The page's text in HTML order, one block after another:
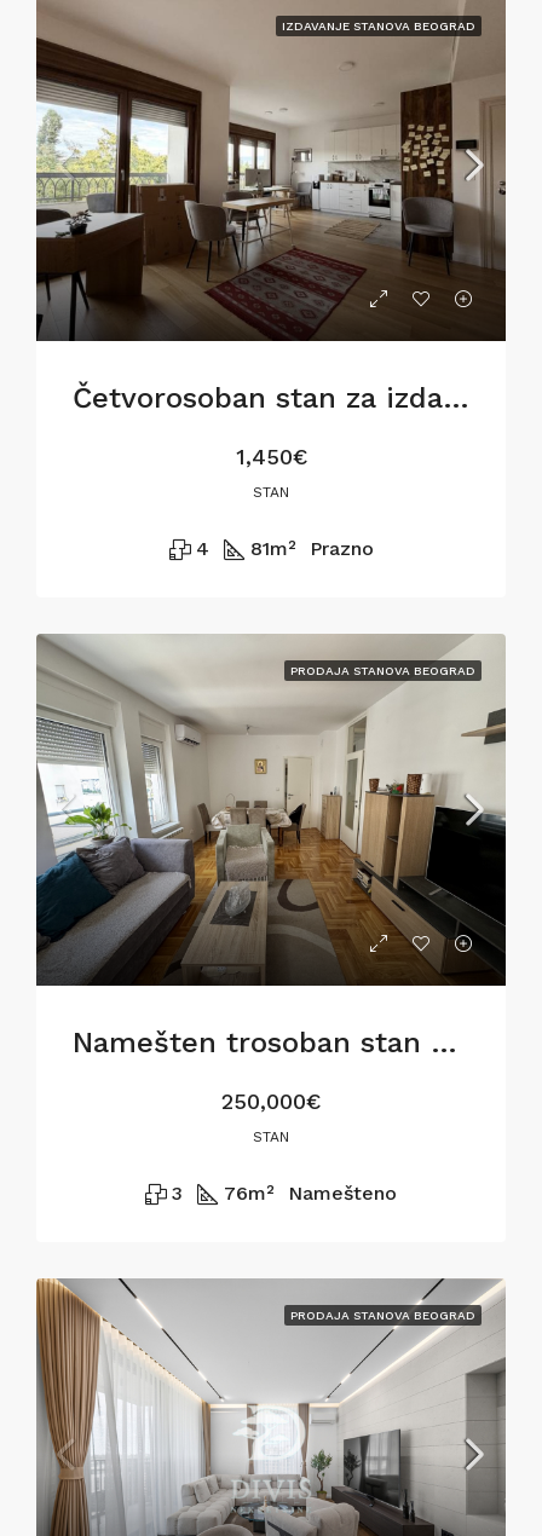
IZDAVANJE STANOVA BEOGRAD
Četvorosoban stan za izdavanje na Dorćolu, 81m2
1,450€
STAN
4 81m² Prazno
PRODAJA STANOVA BEOGRAD
Namešten trosoban stan u Gostivarskoj ulici,76m2
250,000€
STAN
3 76m² Namešteno
PRODAJA STANOVA BEOGRAD